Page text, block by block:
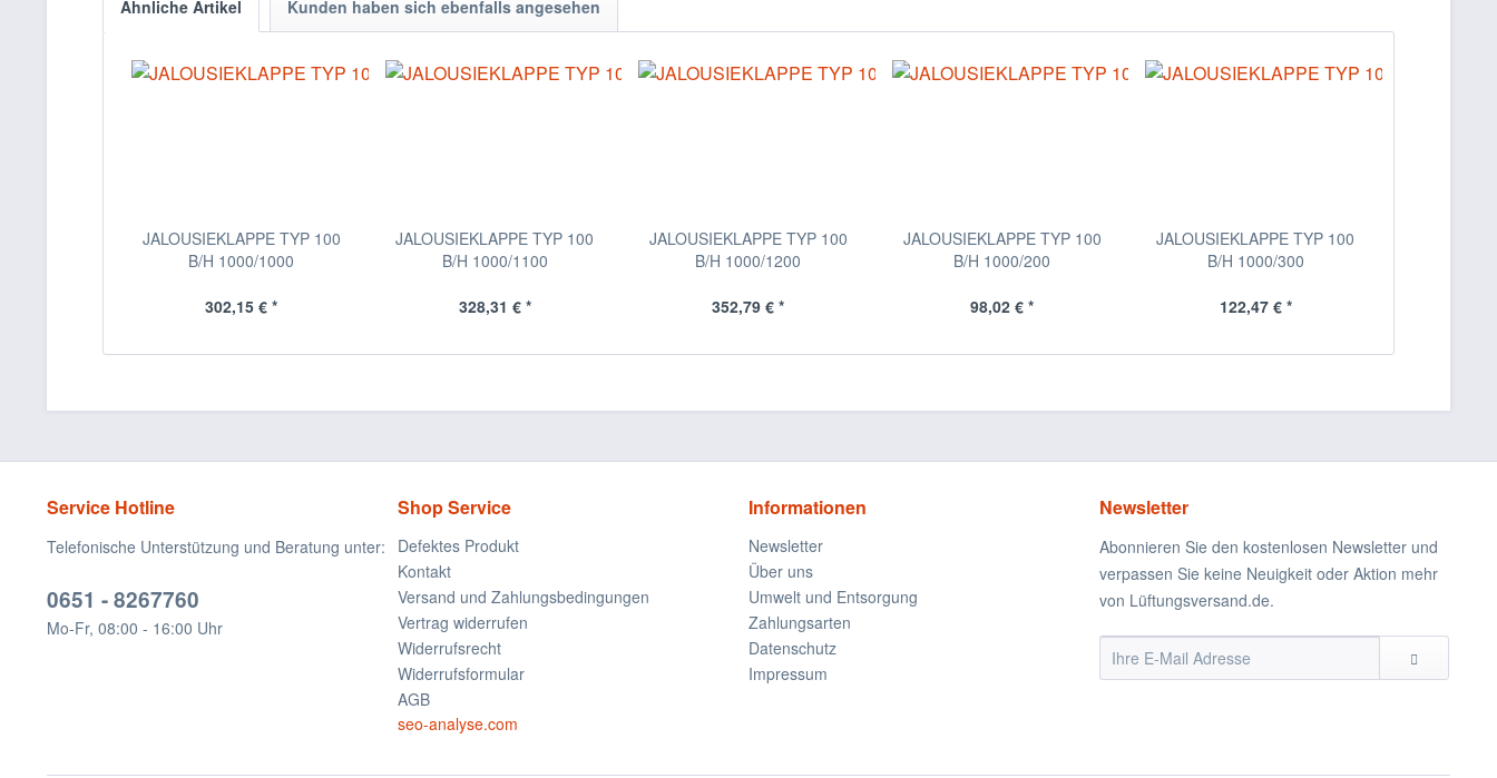
Ähnliche Artikel Kunden haben sich ebenfalls angesehen
JALOUSIEKLAPPE TYP 100
B/H 1000/1000
302,15 € *
JALOUSIEKLAPPE TYP 100
B/H 1000/1100
328,31 € *
JALOUSIEKLAPPE TYP 100
B/H 1000/1200
352,79 € *
JALOUSIEKLAPPE TYP 100
B/H 1000/200
98,02 € *
JALOUSIEKLAPPE TYP 100
B/H 1000/300
122,47 € *
Service Hotline
Telefonische Unterstützung und Beratung unter:
0651 - 8267760
Mo-Fr, 08:00 - 16:00 Uhr
Shop Service
Defektes Produkt
Kontakt
Versand und Zahlungsbedingungen
Vertrag widerrufen
Widerrufsrecht
Widerrufsformular
AGB
seo-analyse.com
Informationen
Newsletter
Über uns
Umwelt und Entsorgung
Zahlungsarten
Datenschutz
Impressum
Newsletter
Abonnieren Sie den kostenlosen Newsletter und
verpassen Sie keine Neuigkeit oder Aktion mehr
von Lüftungsversand.de.